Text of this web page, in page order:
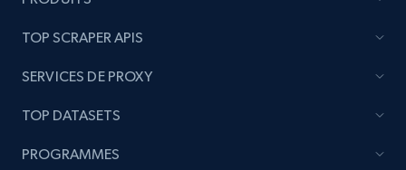
TOP SCRAPER APIS
SERVICES DE PROXY
TOP DATASETS
PROGRAMMES